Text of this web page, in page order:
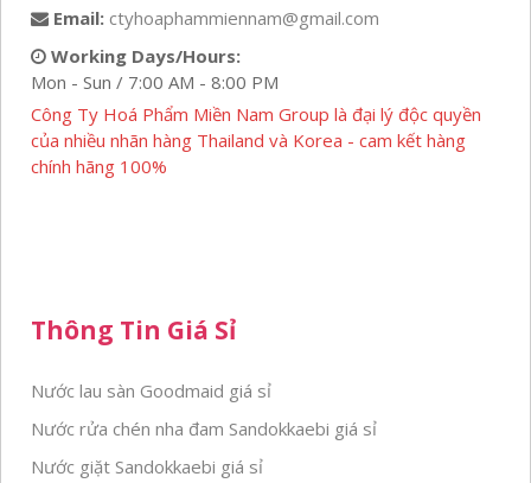
Email: ctyhoaphammiennam@gmail.com
Working Days/Hours:
Mon - Sun / 7:00 AM - 8:00 PM
Công Ty Hoá Phẩm Miền Nam Group là đại lý độc quyền
của nhiều nhãn hàng Thailand và Korea - cam kết hàng
chính hãng 100%
Thông Tin Giá Sỉ
Nước lau sàn Goodmaid giá sỉ
Nước rửa chén nha đam Sandokkaebi giá sỉ
Nước giặt Sandokkaebi giá sỉ